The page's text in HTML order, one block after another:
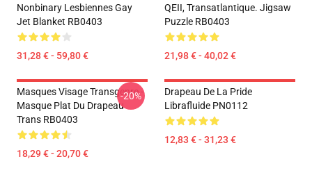
Nonbinary Lesbiennes Gay
Jet Blanket RB0403
31,28 € - 59,80 €
QEII, Transatlantique. Jigsaw
Puzzle RB0403
21,98 € - 40,02 €
Masques Visage Transgenre -
Masque Plat Du Drapeau
Trans RB0403
18,29 € - 20,70 €
-20%
Drapeau De La Pride
Librafluide PN0112
12,83 € - 31,23 €